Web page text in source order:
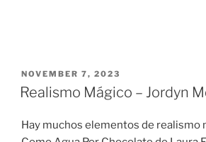
POSTED
ON
NOVEMBER 7, 2023
Realismo Mágico – Jordyn
Hay muchos elementos de realismo